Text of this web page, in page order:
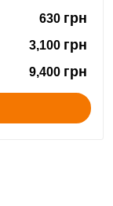
630 грн
3,100 грн
9,400 грн